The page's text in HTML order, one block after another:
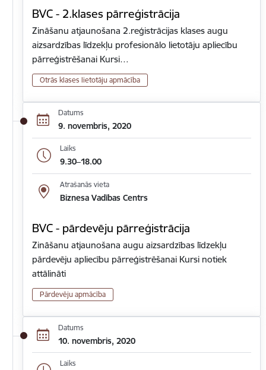
BVC - 2.klases pārreģistrācija
Zināšanu atjaunošana 2.reģistrācijas klases augu
aizsardzības līdzekļu profesionālo lietotāju apliecību
pārreģistrēšanai Kursi…
Otrās klases lietotāju apmācība
Datums
9. novembris, 2020
Laiks
9.30–18.00
Atrašanās vieta
Biznesa Vadības Centrs
BVC - pārdevēju pārreģistrācija
Zināšanu atjaunošana augu aizsardzības līdzekļu
pārdevēju apliecību pārreģistrēšanai Kursi notiek
attālināti
Pārdevēju apmācība
Datums
10. novembris, 2020
Laiks